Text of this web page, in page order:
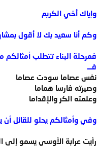
وإياك أخي الكريم
وكم أنا سعيد بك لا أقول
فمرحلة البناء تتطلب أمثالكم
فـــ
نفس عصاما سودت عصاما
وصيرته فارسا هماما
وعلمته الكر والإقداما
وفي وأمثالكم يحلو للقائل أن
رأيت عرابة الأوسي يسمو إلى